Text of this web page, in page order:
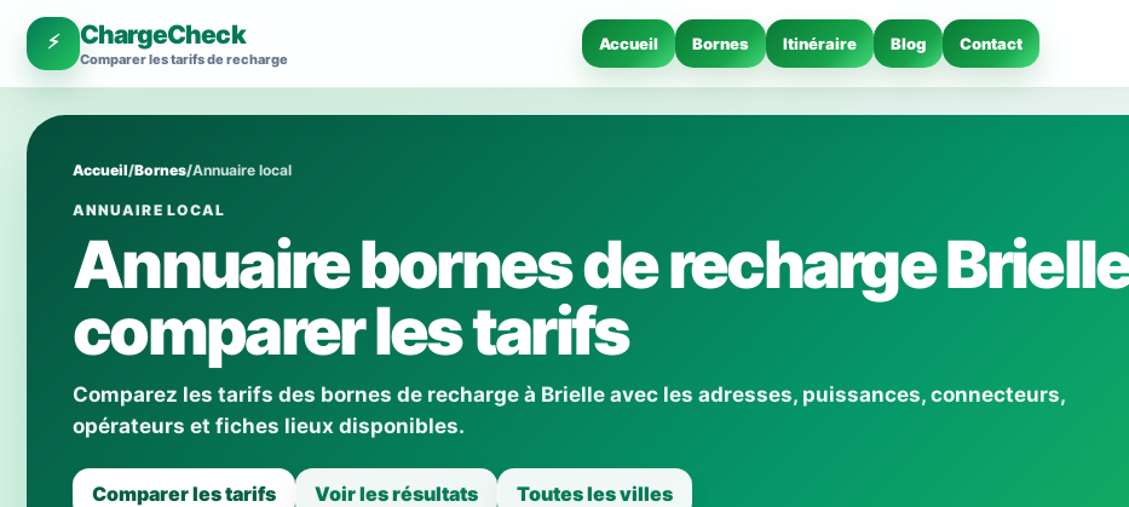
⚡ ChargeCheck
Comparer les tarifs de recharge
Accueil Bornes Itinéraire Blog Contact
Accueil/Bornes/Annuaire local
ANNUAIRE LOCAL
Annuaire bornes de recharge
comparer les tarifs
Comparez les tarifs des bornes de recharge à Brielle avec les adresses, puissances, connecteurs,
opérateurs et fiches lieux disponibles.
Comparer les tarifs Voir les résultats Toutes les villes